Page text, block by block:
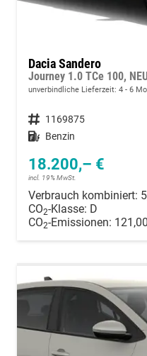
Dacia Sandero
unverbindliche Lieferzeit: 4 - 6
Fahrzeugnummer 1169875
Kraftstoff Benzin
18.200,– €
incl. 19% MwSt.
Verbrauch kombiniert:
CO2-Klasse: D
CO2-Emissionen: